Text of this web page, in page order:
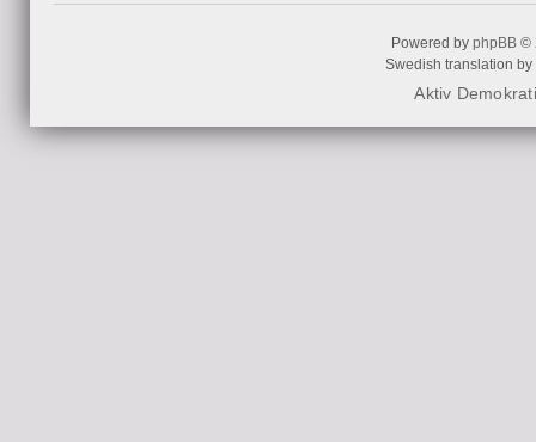
Powered by phpBB©
Swedish translation by
Aktiv Demokrati